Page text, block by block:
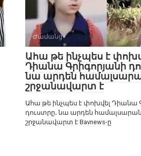
Ժամանց
Ահա թե ինչպես է
Դիանա Գրիգորյանի
նա արդեն
շրջանավարտ է
Ահա թե ինչպես է փոխվել Դիանա
դուստրը․ նա արդեն
շրջանավարտ է Bavnews-ը